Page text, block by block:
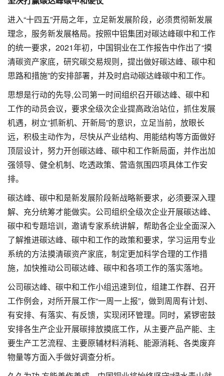
进入“十四五”开局之年，立足新发展阶段，必须贯彻新发展
理念，服务新发展格局。按照中铝集团对碳达峰碳中和工作
的统一要求，2021年初，中国铜业在工作报告中作出了“摸
清碳资产家底，研究碳交易规则，提出做好碳达峰、碳中和
思路和措施”的安排部署，并及时启动碳达峰碳中和工作。
思想是行动的先导,公司第一时间组织召开碳达峰、碳中和
工作的动员会议，要求全级次企业提高政治站位，抓住发展
机遇，树立“抓新机、开新局”的意识，立足当前，放眼长
远，积极主动作为，尽快从产业结构、用能结构等方面做好
顶层设计，努力开创碳达峰、碳中和工作新局面，并作出加
强领导、健全机制、吃透政策、营造氛围四项具体工作安
排。
碳达峰、碳中和是新发展阶段新战略新要求，必须要深入理
解、充分统筹才能做实。公司组织全级次企业开展碳达峰、
碳中和专题培训，邀请专家系统讲解，帮助各企业全面深入
了解推进碳达峰、碳中和工作的政策和要求，学习运用专业
系统的方法摸清碳资产家底，制定更加科学合理的工作措
施，加快推动公司碳达峰、碳中和各项工作的落实落地。
公司碳达峰、碳中和工作小组迅速到位，组建工作群、召开
工作例会，对所开展工作“一周一上报”，做到周周有计划、
有安排、有落实、有反馈，实现闭环管理。同时，紧锣密鼓
安排各生产企业开展碳排放摸底工作，从主要产品产能、主
要生产工艺流程、主要原辅材料消耗、能源消耗、各类废弃
物量等方面入手做好调查分析。